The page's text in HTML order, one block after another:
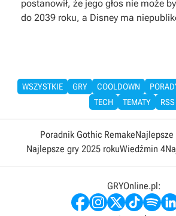
postanowił, że jego głos nie może
do 2039 roku, a Disney ma
WSZYSTKIE GRY COOLDOWN
TECH
TEMATY RSS
Poradnik Gothic Remake
Najlepsze gry 2025 rokuWiedźmin 4
GRYOnline.pl: